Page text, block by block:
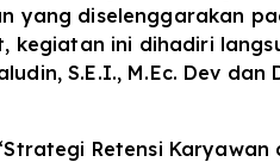
diselenggarakan
ini dihadiri
S.E.I., M.Ec. Dev dan
Retensi Karyawan